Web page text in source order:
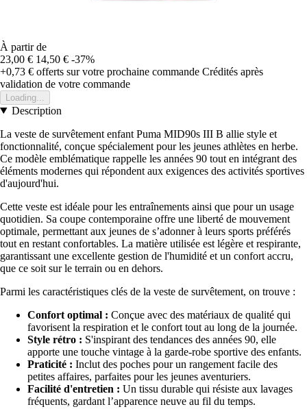
À partir de
23,00 € 14,50 € -37%
+0,73 € offerts sur votre prochaine commande Crédités après
validation de votre commande
Loading...
Description
La veste de survêtement enfant Puma MID90s III B allie style et
fonctionnalité, conçue spécialement pour les jeunes athlètes en herbe.
Ce modèle emblématique rappelle les années 90 tout en intégrant des
éléments modernes qui répondent aux exigences des activités sportives
d'aujourd'hui.
Cette veste est idéale pour les entraînements ainsi que pour un usage
quotidien. Sa coupe contemporaine offre une liberté de mouvement
optimale, permettant aux jeunes de s’adonner à leurs sports préférés
tout en restant confortables. La matière utilisée est légère et respirante,
garantissant une excellente gestion de l'humidité et un confort accru,
que ce soit sur le terrain ou en dehors.
Parmi les caractéristiques clés de la veste de survêtement, on trouve :
Confort optimal : Conçue avec des matériaux de qualité qui
favorisent la respiration et le confort tout au long de la journée.
Style rétro : S'inspirant des tendances des années 90, elle
apporte une touche vintage à la garde-robe sportive des enfants.
Praticité : Inclut des poches pour un rangement facile des
petites affaires, parfaites pour les jeunes aventuriers.
Facilité d'entretien : Un tissu durable qui résiste aux lavages
fréquents, gardant l’apparence neuve au fil du temps.